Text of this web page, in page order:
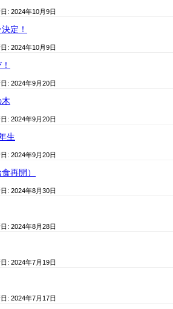
: 2024年10月9日
定！
: 2024年10月9日
: 2024年9月20日
: 2024年9月20日
生
: 2024年9月20日
再開）
: 2024年8月30日
: 2024年8月28日
: 2024年7月19日
: 2024年7月17日